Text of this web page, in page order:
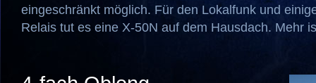
eingeschränkt möglich. Für den Lokalfunk und
Relais tut es eine X-50N auf dem Hausdach. Mehr